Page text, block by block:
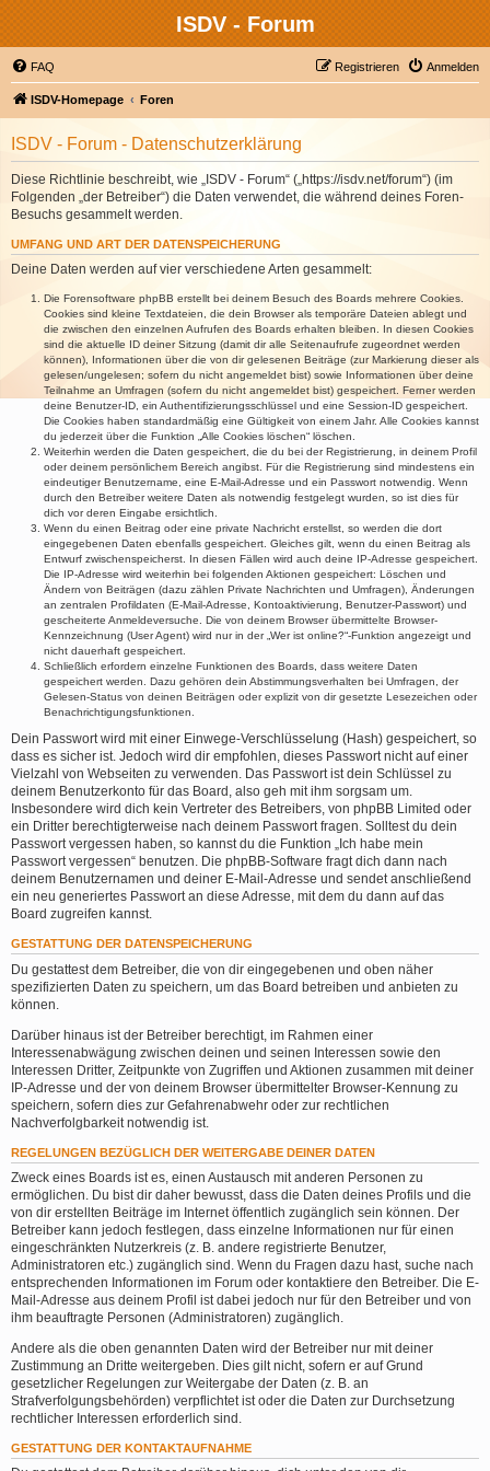
ISDV - Forum
FAQ Anmelden
Registrieren
ISDV-Homepage Foren
ISDV - Forum - Datenschutzerklärung
Diese Richtlinie beschreibt, wie „ISDV - Forum“ („https://isdv.net/forum“) (im
Folgenden „der Betreiber“) die Daten verwendet, die während deines Foren-
Besuchs gesammelt werden.
UMFANG UND ART DER DATENSPEICHERUNG
Deine Daten werden auf vier verschiedene Arten gesammelt:
Die Forensoftware phpBB erstellt bei deinem Besuch des Boards mehrere Cookies.
Cookies sind kleine Textdateien, die dein Browser als temporäre Dateien ablegt und
die zwischen den einzelnen Aufrufen des Boards erhalten bleiben. In diesen Cookies
sind die aktuelle ID deiner Sitzung (damit dir alle Seitenaufrufe zugeordnet werden
können), Informationen über die von dir gelesenen Beiträge (zur Markierung dieser als
gelesen/ungelesen; sofern du nicht angemeldet bist) sowie Informationen über deine
Teilnahme an Umfragen (sofern du nicht angemeldet bist) gespeichert. Ferner werden
deine Benutzer-ID, ein Authentifizierungsschlüssel und eine Session-ID gespeichert.
Die Cookies haben standardmäßig eine Gültigkeit von einem Jahr. Alle Cookies kannst
du jederzeit über die Funktion „Alle Cookies löschen“ löschen.
Weiterhin werden die Daten gespeichert, die du bei der Registrierung, in deinem Profil
oder deinem persönlichem Bereich angibst. Für die Registrierung sind mindestens ein
eindeutiger Benutzername, eine E-Mail-Adresse und ein Passwort notwendig. Wenn
durch den Betreiber weitere Daten als notwendig festgelegt wurden, so ist dies für
dich vor deren Eingabe ersichtlich.
Wenn du einen Beitrag oder eine private Nachricht erstellst, so werden die dort
eingegebenen Daten ebenfalls gespeichert. Gleiches gilt, wenn du einen Beitrag als
Entwurf zwischenspeicherst. In diesen Fällen wird auch deine IP-Adresse gespeichert.
Die IP-Adresse wird weiterhin bei folgenden Aktionen gespeichert: Löschen und
Ändern von Beiträgen (dazu zählen Private Nachrichten und Umfragen), Änderungen
an zentralen Profildaten (E-Mail-Adresse, Kontoaktivierung, Benutzer-Passwort) und
gescheiterte Anmeldeversuche. Die von deinem Browser übermittelte Browser-
Kennzeichnung (User Agent) wird nur in der „Wer ist online?“-Funktion angezeigt und
nicht dauerhaft gespeichert.
Schließlich erfordern einzelne Funktionen des Boards, dass weitere Daten
gespeichert werden. Dazu gehören dein Abstimmungsverhalten bei Umfragen, der
Gelesen-Status von deinen Beiträgen oder explizit von dir gesetzte Lesezeichen oder
Benachrichtigungsfunktionen.
Dein Passwort wird mit einer Einwege-Verschlüsselung (Hash) gespeichert, so
dass es sicher ist. Jedoch wird dir empfohlen, dieses Passwort nicht auf einer
Vielzahl von Webseiten zu verwenden. Das Passwort ist dein Schlüssel zu
deinem Benutzerkonto für das Board, also geh mit ihm sorgsam um.
Insbesondere wird dich kein Vertreter des Betreibers, von phpBB Limited oder
ein Dritter berechtigterweise nach deinem Passwort fragen. Solltest du dein
Passwort vergessen haben, so kannst du die Funktion „Ich habe mein
Passwort vergessen“ benutzen. Die phpBB-Software fragt dich dann nach
deinem Benutzernamen und deiner E-Mail-Adresse und sendet anschließend
ein neu generiertes Passwort an diese Adresse, mit dem du dann auf das
Board zugreifen kannst.
GESTATTUNG DER DATENSPEICHERUNG
Du gestattest dem Betreiber, die von dir eingegebenen und oben näher
spezifizierten Daten zu speichern, um das Board betreiben und anbieten zu
können.
Darüber hinaus ist der Betreiber berechtigt, im Rahmen einer
Interessenabwägung zwischen deinen und seinen Interessen sowie den
Interessen Dritter, Zeitpunkte von Zugriffen und Aktionen zusammen mit deiner
IP-Adresse und der von deinem Browser übermittelter Browser-Kennung zu
speichern, sofern dies zur Gefahrenabwehr oder zur rechtlichen
Nachverfolgbarkeit notwendig ist.
REGELUNGEN BEZÜGLICH DER WEITERGABE DEINER DATEN
Zweck eines Boards ist es, einen Austausch mit anderen Personen zu
ermöglichen. Du bist dir daher bewusst, dass die Daten deines Profils und die
von dir erstellten Beiträge im Internet öffentlich zugänglich sein können. Der
Betreiber kann jedoch festlegen, dass einzelne Informationen nur für einen
eingeschränkten Nutzerkreis (z. B. andere registrierte Benutzer,
Administratoren etc.) zugänglich sind. Wenn du Fragen dazu hast, suche nach
entsprechenden Informationen im Forum oder kontaktiere den Betreiber. Die E-
Mail-Adresse aus deinem Profil ist dabei jedoch nur für den Betreiber und von
ihm beauftragte Personen (Administratoren) zugänglich.
Andere als die oben genannten Daten wird der Betreiber nur mit deiner
Zustimmung an Dritte weitergeben. Dies gilt nicht, sofern er auf Grund
gesetzlicher Regelungen zur Weitergabe der Daten (z. B. an
Strafverfolgungsbehörden) verpflichtet ist oder die Daten zur Durchsetzung
rechtlicher Interessen erforderlich sind.
GESTATTUNG DER KONTAKTAUFNAHME